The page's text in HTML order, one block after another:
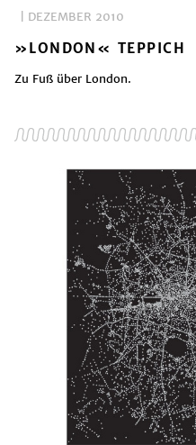
| DEZEMBER 2010
»LONDON« TEPPICH
Zu Fuß über London.